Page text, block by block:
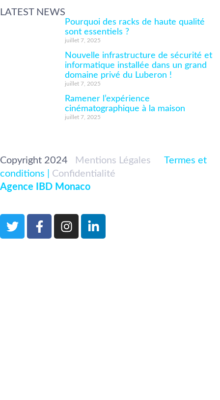
LATEST NEWS
Pourquoi des racks de haute qualité
sont essentiels ?
juillet 7, 2025
Nouvelle infrastructure de sécurité et
informatique installée dans un grand
domaine privé du Luberon !
juillet 7, 2025
Ramener l’expérience
cinématographique à la maison
juillet 7, 2025
Copyright 2024 Mentions Légales
Termes et
conditions |
Confidentialité
Agence IBD Monaco